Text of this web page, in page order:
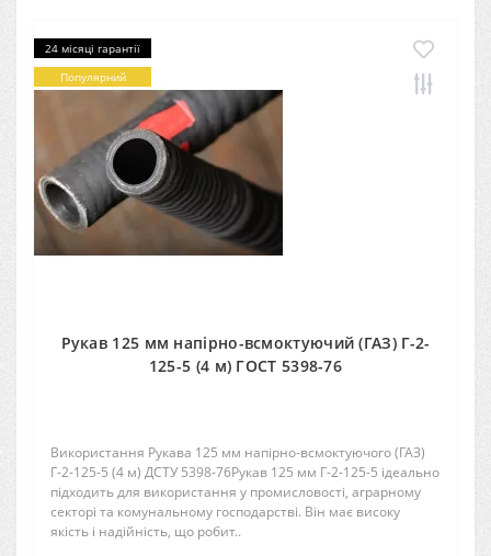
24 місяці гарантії
Популярний
Рукав 125 мм напірно-всмоктуючий (ГАЗ) Г-2-
125-5 (4 м) ГОСТ 5398-76
Використання Рукава 125 мм напірно-всмоктуючого (ГАЗ)
Г-2-125-5 (4 м) ДСТУ 5398-76Рукав 125 мм Г-2-125-5 ідеально
підходить для використання у промисловості, аграрному
секторі та комунальному господарстві. Він має високу
якість і надійність, що робит..